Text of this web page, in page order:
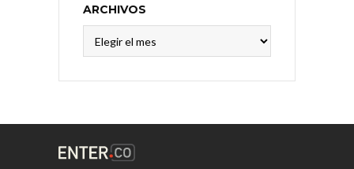
ARCHIVOS